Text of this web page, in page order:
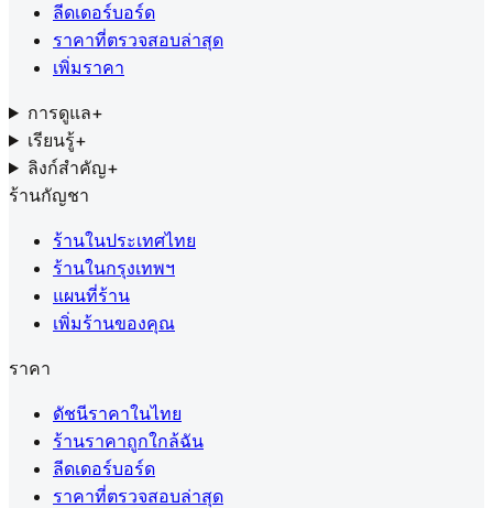
ลีดเดอร์บอร์ด
ราคาที่ตรวจสอบล่าสุด
เพิ่มราคา
การดูแล+
เรียนรู้+
ลิงก์สำคัญ+
ร้านกัญชา
ร้านในประเทศไทย
ร้านในกรุงเทพฯ
แผนที่ร้าน
เพิ่มร้านของคุณ
ราคา
ดัชนีราคาในไทย
ร้านราคาถูกใกล้ฉัน
ลีดเดอร์บอร์ด
ราคาที่ตรวจสอบล่าสุด